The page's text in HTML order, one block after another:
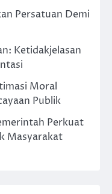
Persatuan Demi
Ketidakjelasan
Moral
Publik
Perkuat
Masyarakat